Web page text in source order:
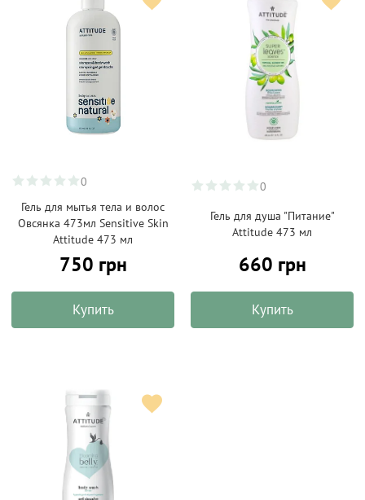
0
Гель для мытья тела и волос
Овсянка 473мл Sensitive Skin
Attitude 473 мл
750 грн
Купить
0
Гель для душа "Питание"
Attitude 473 мл
660 грн
Купить